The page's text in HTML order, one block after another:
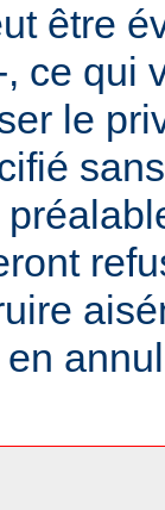
être
ce qui
le